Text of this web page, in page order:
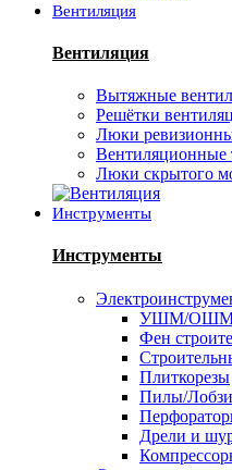
Вентиляция
Вентиляция
Вытяжные
Решётки
Люки
Вентиляционные
Люки скрытого
Инструменты
Инструменты
УШМ/
Фен
Плиткорезы
Пилы/
Дрели и